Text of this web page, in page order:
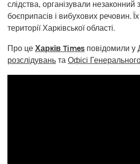
слідства, організували незаконний
боєприпасів і вибухових речовин.
території Харківської області.
Про це Харків Times повідомили у
розслідувань та Офісі